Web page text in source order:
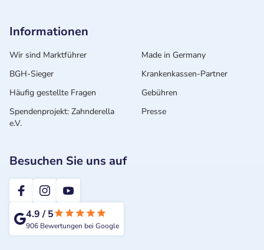
Informationen
Wir sind Marktführer
Made in Germany
BGH-Sieger
Krankenkassen-Partner
Häufig gestellte Fragen
Gebühren
Spendenprojekt: Zahnderella
e.V.
Presse
Besuchen Sie uns auf
2te-ZahnarztMeinung
4.9/5
906 Bewertungen bei Google